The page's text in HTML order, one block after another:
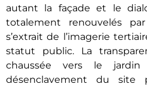
autant la façade et le
totalement renouvelés
s’extrait de l’imagerie
statut public. La
chaussée vers le
désenclavement du site